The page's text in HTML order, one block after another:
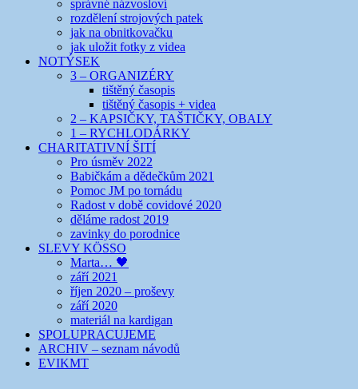
správné názvosloví
rozdělení strojových patek
jak na obnitkovačku
jak uložit fotky z videa
NOTÝSEK
3 – ORGANIZÉRY
tištěný časopis
tištěný časopis + videa
2 – KAPSIČKY, TAŠTIČKY, OBALY
1 – RYCHLODÁRKY
CHARITATIVNÍ ŠITÍ
Pro úsměv 2022
Babičkám a dědečkům 2021
Pomoc JM po tornádu
Radost v době covidové 2020
děláme radost 2019
zavinky do porodnice
SLEVY KÖSSO
Marta… 🖤
září 2021
říjen 2020 – proševy
září 2020
materiál na kardigan
SPOLUPRACUJEME
ARCHIV – seznam návodů
EVIKMT